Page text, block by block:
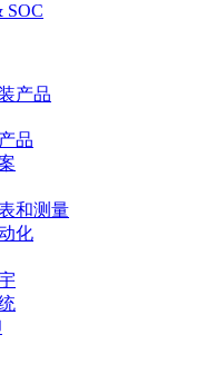
SOC
产品
品
和测量
化